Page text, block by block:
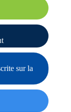
sur la